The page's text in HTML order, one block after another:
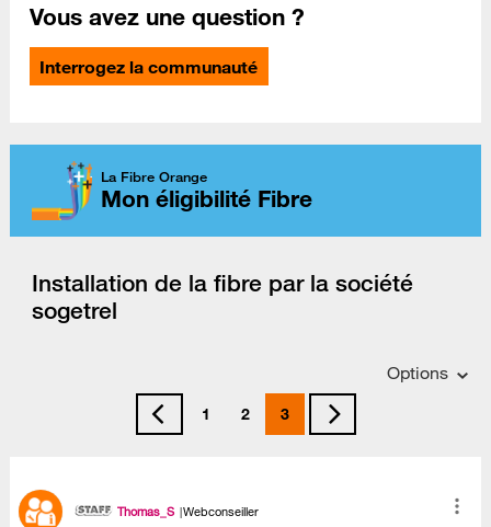
Vous avez une question ?
Interrogez la communauté
La Fibre Orange
Mon éligibilité Fibre
Installation de la fibre par la société
sogetrel
Options
1 2 3
Thomas_S Webconseiller